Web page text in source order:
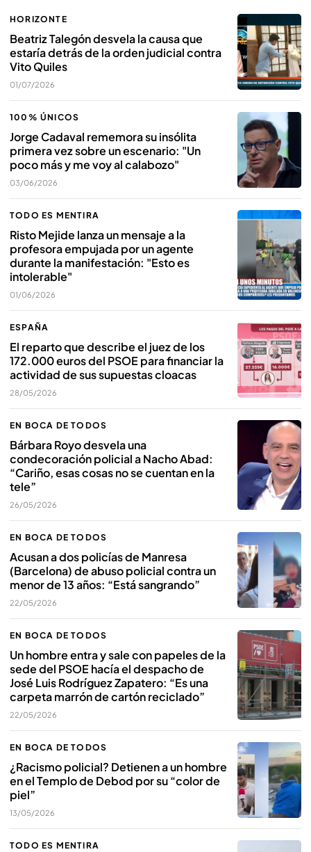
HORIZONTE
Beatriz Talegón desvela la causa que
estaría detrás de la orden judicial contra
Vito Quiles
01/07/2026
100% ÚNICOS
Jorge Cadaval rememora su insólita
primera vez sobre un escenario: "Un
poco más y me voy al calabozo"
03/06/2026
TODO ES MENTIRA
Risto Mejide lanza un mensaje a la
profesora empujada por un agente
durante la manifestación: "Esto es
intolerable"
01/06/2026
ESPAÑA
El reparto que describe el juez de los
172.000 euros del PSOE para financiar la
actividad de sus supuestas cloacas
28/05/2026
EN BOCA DE TODOS
Bárbara Royo desvela una
condecoración policial a Nacho Abad:
“Cariño, esas cosas no se cuentan en la
tele”
26/05/2026
EN BOCA DE TODOS
Acusan a dos policías de Manresa
(Barcelona) de abuso policial contra un
menor de 13 años: “Está sangrando”
22/05/2026
EN BOCA DE TODOS
Un hombre entra y sale con papeles de la
sede del PSOE hacía el despacho de
José Luis Rodríguez Zapatero: “Es una
carpeta marrón de cartón reciclado”
22/05/2026
EN BOCA DE TODOS
¿Racismo policial? Detienen a un hombre
en el Templo de Debod por su “color de
piel”
13/05/2026
TODO ES MENTIRA